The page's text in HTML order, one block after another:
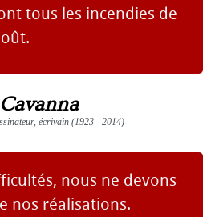
tous les incendies de
écrivain (1923 - 2014)
nous ne devons
nos réalisations.